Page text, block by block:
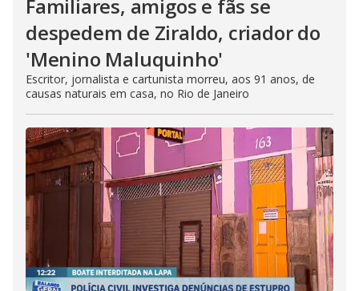
Familiares, amigos e fãs se
despedem de Ziraldo, criador do
'Menino Maluquinho'
Escritor, jornalista e cartunista morreu, aos 91 anos, de
causas naturais em casa, no Rio de Janeiro